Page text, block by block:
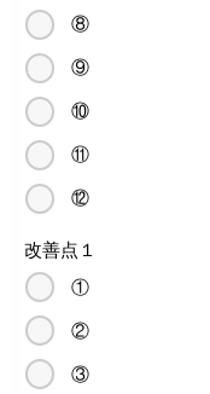
⑧
⑨
⑩
⑪
⑫
改善点１
①
②
③